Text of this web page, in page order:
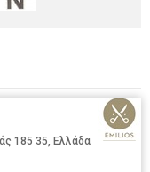
185 35, Ελλάδα